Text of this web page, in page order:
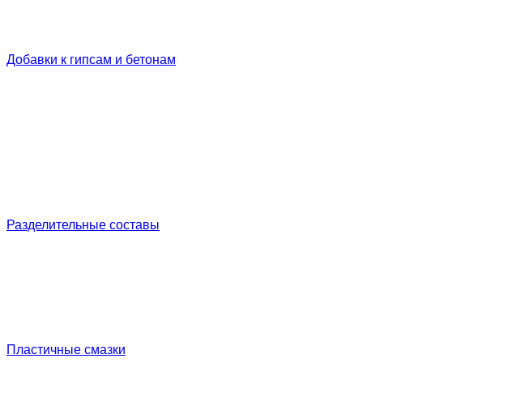
Добавки к гипсам и бетонам
Разделительные составы
Пластичные смазки